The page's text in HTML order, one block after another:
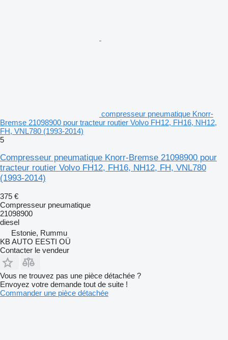
compresseur pneumatique Knorr-
Bremse 21098900 pour tracteur routier Volvo FH12, FH16, NH12,
FH, VNL780 (1993-2014)
5
Compresseur pneumatique Knorr-Bremse 21098900 pour
tracteur routier Volvo FH12, FH16, NH12, FH, VNL780
(1993-2014)
375 €
Compresseur pneumatique
21098900
diesel
Estonie, Rummu
KB AUTO EESTI OÜ
Contacter le vendeur
Vous ne trouvez pas une pièce détachée ?
Envoyez votre demande tout de suite !
Commander une pièce détachée